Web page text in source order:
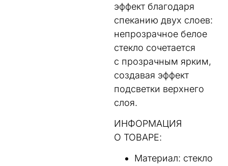
эффект благодаря
спеканию двух слоев:
непрозрачное белое
стекло сочетается
с прозрачным ярким,
создавая эффект
подсветки верхнего
слоя.
ИНФОРМАЦИЯ
О ТОВАРЕ:
Материал: cтекло